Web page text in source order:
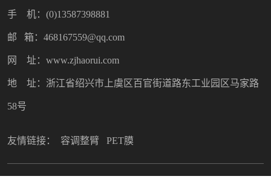
手 机：(0)13587398881
邮 箱：468167559@qq.com
网 址：www.zjhaorui.com
地 址：浙江省绍兴市上虞区百官街道路东工业园区马家路
58号
友情链接： 容调整臂 PET膜